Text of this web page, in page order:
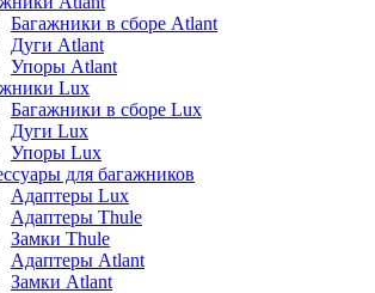
Багажники в сборе Atlant
Дуги Atlant
Упоры Atlant
Lux
Багажники в сборе Lux
Дуги Lux
Упоры Lux
для багажников
Адаптеры Lux
Адаптеры Thule
Замки Thule
Адаптеры Atlant
Замки Atlant